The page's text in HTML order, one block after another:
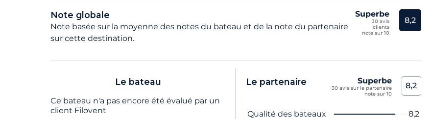
Note globale
Note basée sur la moyenne des notes du bateau et de la note du partenaire
sur cette destination.
Superbe
30 avis
clients
note sur 10
8,2
Le bateau
Ce bateau n'a pas encore été évalué par un
client Filovent
Le partenaire Superbe
30 avis sur le partenaire
note sur 10
8,2
Nom du critère Note
Qualité des bateaux 8,2